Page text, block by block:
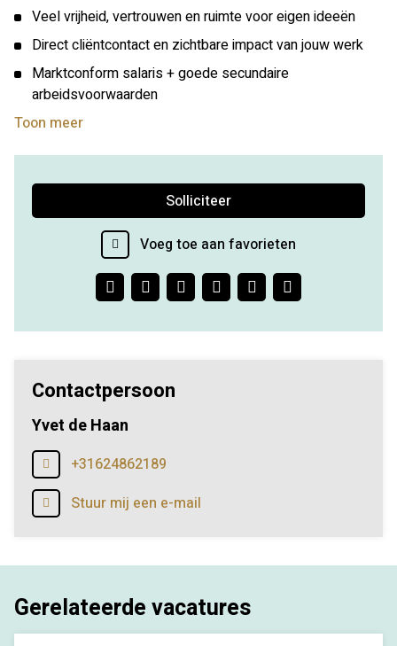
Veel vrijheid, vertrouwen en ruimte voor eigen ideeën
Direct cliëntcontact en zichtbare impact van jouw werk
Marktconform salaris + goede secundaire
arbeidsvoorwaarden
Toon meer
FacebookTwitterLinkedInPinterestWhatsApp
Solliciteer
Voeg toe aan favorieten
Contactpersoon
Yvet de Haan
+31624862189
Stuur mij een e-mail
Gerelateerde vacatures